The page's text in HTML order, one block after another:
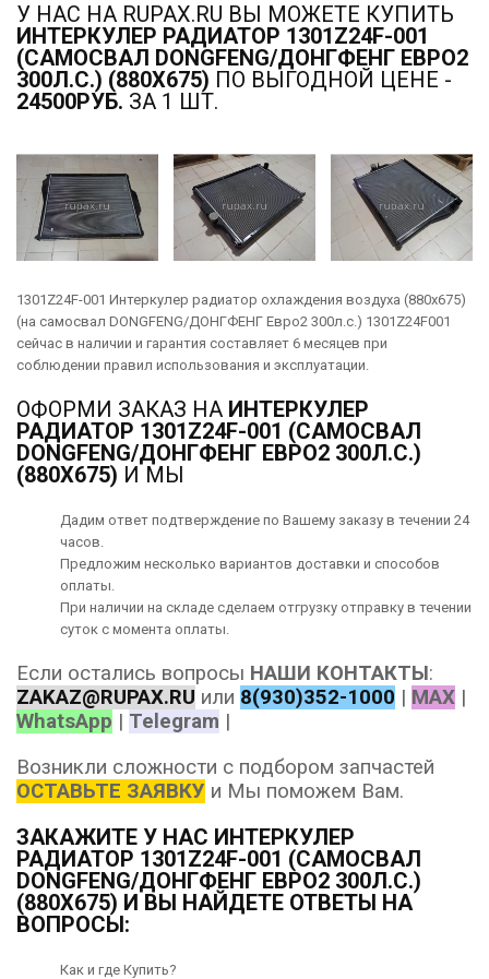
У НАС НА RUPAX.RU ВЫ МОЖЕТЕ КУПИТЬ
ИНТЕРКУЛЕР РАДИАТОР 1301Z24F-001
(САМОСВАЛ DONGFENG/ДОНГФЕНГ ЕВРО2
300Л.С.) (880Х675) ПО ВЫГОДНОЙ ЦЕНЕ -
24500РУБ. ЗА 1 ШТ.
1301Z24F-001 Интеркулер радиатор охлаждения воздуха (880х675)
(на самосвал DONGFENG/ДОНГФЕНГ Евро2 300л.с.) 1301Z24F001
сейчас в наличии и гарантия составляет 6 месяцев при
соблюдении правил использования и эксплуатации.
ОФОРМИ ЗАКАЗ НА ИНТЕРКУЛЕР
РАДИАТОР 1301Z24F-001 (САМОСВАЛ
DONGFENG/ДОНГФЕНГ ЕВРО2 300Л.С.)
(880Х675) И МЫ
Дадим ответ подтверждение по Вашему заказу в течении 24
часов.
Предложим несколько вариантов доставки и способов
оплаты
При наличии на складе сделаем отгрузку отправку в течении
суток с момента оплаты.
Если остались вопросы НАШИ КОНТАКТЫ:
ZAKAZ@RUPAX.RU или 8(930)352-1000 | MAX |
WhatsApp | Telegram |
Возникли сложности с подбором запчастей
ОСТАВЬТЕ ЗАЯВКУ и Мы поможем Вам.
ЗАКАЖИТЕ У НАС ИНТЕРКУЛЕР
РАДИАТОР 1301Z24F-001 (САМОСВАЛ
DONGFENG/ДОНГФЕНГ ЕВРО2 300Л.С.)
(880Х675) И ВЫ НАЙДЕТЕ ОТВЕТЫ НА
ВОПРОСЫ:
Как и где Купить?